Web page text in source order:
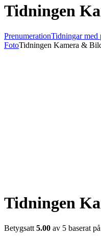
Tidningen
PrenumerationTidningar med
FotoTidningen Kamera &
Tidningen
Betygsatt 5.00 av 5 baserat på